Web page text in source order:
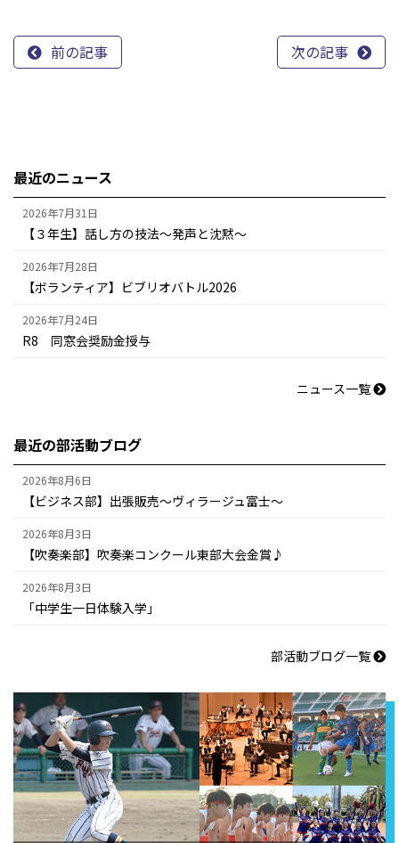
前の記事 次の記事
最近のニュース
【３年生】話し方の技法～発声と沈黙～
2026年7月31日
【ボランティア】ビブリオバトル2026
2026年7月28日
R8 同窓会奨励金授与
2026年7月24日
ニュース一覧
最近の部活動ブログ
【ビジネス部】出張販売～ヴィラージュ富士～
2026年8月6日
【吹奏楽部】吹奏楽コンクール東部大会金賞♪
2026年8月3日
「中学生一日体験入学」
2026年8月3日
部活動ブログ一覧